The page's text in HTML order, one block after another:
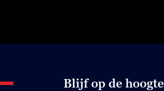
Blijf op de hoogte